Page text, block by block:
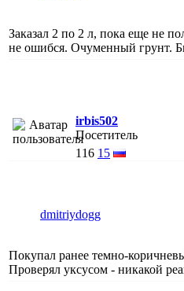
Заказал 2 по 2 л, пока еще не
не ошибся. Очуменный грунт.
irbis502
Посетитель
116 15
dmitriydogg
Покупал ранее темно-
Проверял уксусом - никакой